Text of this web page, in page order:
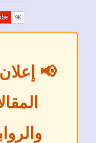
📢 إعلان
المقالات
والروابط